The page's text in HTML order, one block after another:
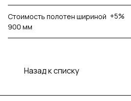
Стоимость полотен шириной
900 мм
+5%
Назад к списку